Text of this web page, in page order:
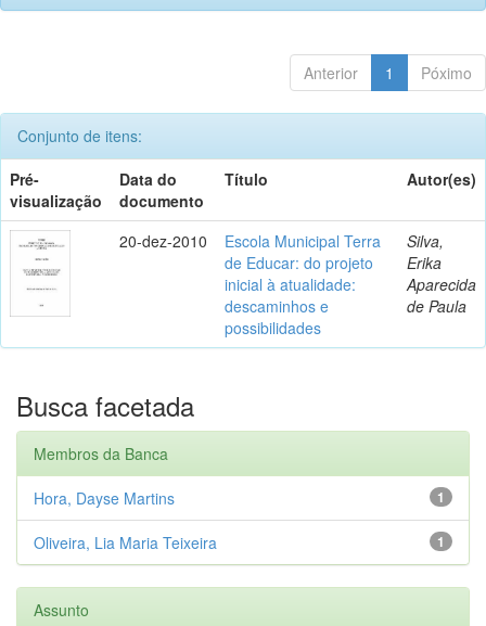
Anterior 1 Póximo
Conjunto de itens:
Pré-
visualização
Data do
documento
Título Autor(es)
20-dez-2010
Escola Municipal Terra
de Educar: do projeto
inicial à atualidade:
descaminhos e
possibilidades
Silva,
Erika
Aparecida
de Paula
Busca facetada
Membros da Banca
1
Hora, Dayse Martins
1
Oliveira, Lia Maria Teixeira
Assunto